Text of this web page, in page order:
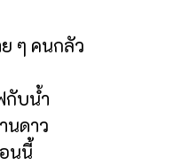
ๆ คนกลัว
กับน้ำ
นดาว
นนี้